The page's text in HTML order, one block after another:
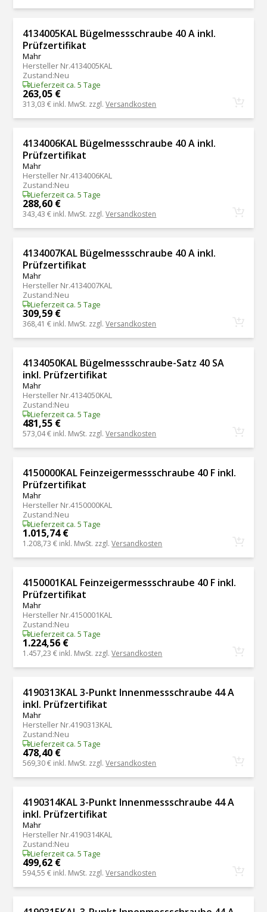
4134005KAL Bügelmessschraube 40 A inkl.
Prüfzertifikat
Mahr
Hersteller Nr.4134005KAL
Zustand:Neu
Lieferzeit ca. 5 Tage
263,05 €
313,03 € inkl. MwSt. zzgl.Versandkosten
4134006KAL Bügelmessschraube 40 A inkl.
Prüfzertifikat
Mahr
Hersteller Nr.4134006KAL
Zustand:Neu
Lieferzeit ca. 5 Tage
288,60 €
343,43 € inkl. MwSt. zzgl.Versandkosten
4134007KAL Bügelmessschraube 40 A inkl.
Prüfzertifikat
Mahr
Hersteller Nr.4134007KAL
Zustand:Neu
Lieferzeit ca. 5 Tage
309,59 €
368,41 € inkl. MwSt. zzgl.Versandkosten
4134050KAL Bügelmessschraube-Satz 40 SA
inkl. Prüfzertifikat
Mahr
Hersteller Nr.4134050KAL
Zustand:Neu
Lieferzeit ca. 5 Tage
481,55 €
573,04 € inkl. MwSt. zzgl.Versandkosten
4150000KAL Feinzeigermessschraube 40 F inkl.
Prüfzertifikat
Mahr
Hersteller Nr.4150000KAL
Zustand:Neu
Lieferzeit ca. 5 Tage
1.015,74 €
1.208,73 € inkl. MwSt. zzgl.Versandkosten
4150001KAL Feinzeigermessschraube 40 F inkl.
Prüfzertifikat
Mahr
Hersteller Nr.4150001KAL
Zustand:Neu
Lieferzeit ca. 5 Tage
1.224,56 €
1.457,23 € inkl. MwSt. zzgl.Versandkosten
4190313KAL 3-Punkt Innenmessschraube 44 A
inkl. Prüfzertifikat
Mahr
Hersteller Nr.4190313KAL
Zustand:Neu
Lieferzeit ca. 5 Tage
478,40 €
569,30 € inkl. MwSt. zzgl.Versandkosten
4190314KAL 3-Punkt Innenmessschraube 44 A
inkl. Prüfzertifikat
Mahr
Hersteller Nr.4190314KAL
Zustand:Neu
Lieferzeit ca. 5 Tage
499,62 €
594,55 € inkl. MwSt. zzgl.Versandkosten